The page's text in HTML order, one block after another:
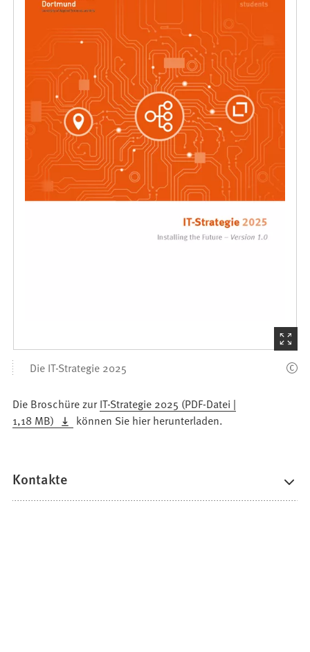
(Startet
den
Die IT-Strategie 2025
Die Broschüre zurIT-Strategie 2025 PDF-Datei
1,18 MB
können Sie hier herunterladen.
Kontakte